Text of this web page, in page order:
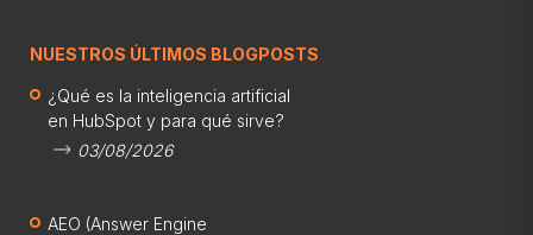
NUESTROS ÚLTIMOS BLOGPOSTS
¿Qué es la inteligencia artificial
en HubSpot y para qué sirve?
03/08/2026
AEO (Answer Engine